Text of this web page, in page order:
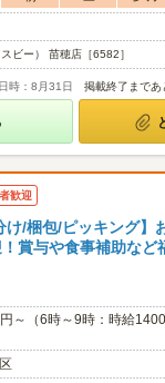
ビー） 苗穂店［6582］
時：8月31日 掲載終了まであ
歓迎
け/梱包/ピッキング
賞与や食事補助など
～（6時～9時：時給